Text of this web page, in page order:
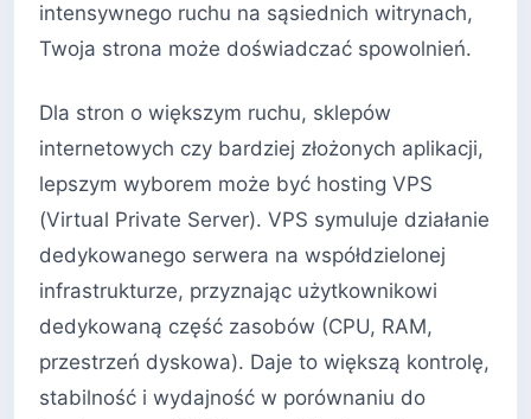
intensywnego ruchu na sąsiednich witrynach,
Twoja strona może doświadczać spowolnień.
Dla stron o większym ruchu, sklepów
internetowych czy bardziej złożonych aplikacji,
lepszym wyborem może być hosting VPS
(Virtual Private Server). VPS symuluje działanie
dedykowanego serwera na współdzielonej
infrastrukturze, przyznając użytkownikowi
dedykowaną część zasobów (CPU, RAM,
przestrzeń dyskowa). Daje to większą kontrolę,
stabilność i wydajność w porównaniu do